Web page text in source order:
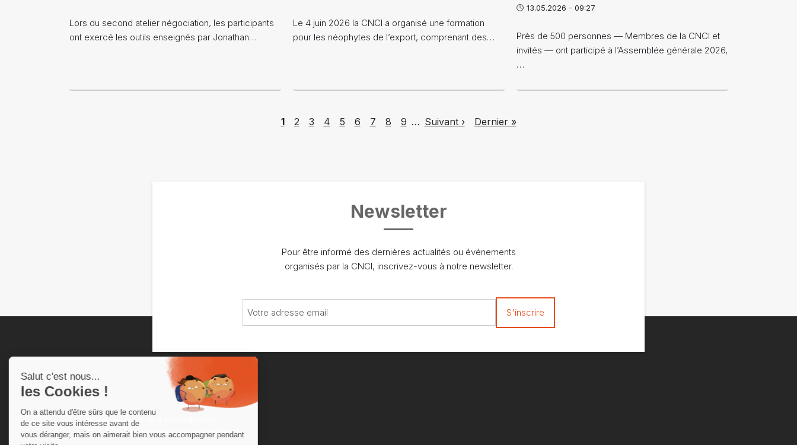
Lors du second atelier négociation, les participants
ont exercé les outils enseignés par Jonathan…
Le 4 juin 2026 la CNCI a organisé une formation
pour les néophytes de l’export, comprenant des…
13.05.2026 - 09:27
Près de 500 personnes — Membres de la CNCI et
invités — ont participé à l’Assemblée générale 2026,
…
Page
1 Page
2 Page
3 Page
4 Page
5 Page
6 Page
7 Page
8 Page
9 … Next page
Suivant › Last page
Dernier »
Newsletter
Pour être informé des dernières actualités ou événements
organisés par la CNCI, inscrivez-vous à notre newsletter.
Chambre neuchâteloise
du commerce et de l'industrie